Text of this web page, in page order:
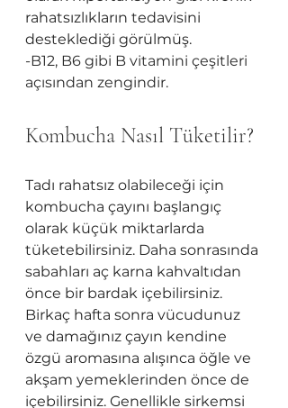
rahatsızlıkların tedavisini
desteklediği görülmüş.
-B12, B6 gibi B vitamini çeşitleri
açısından zengindir.
Kombucha Nasıl Tüketilir?
Tadı rahatsız olabileceği için
kombucha çayını başlangıç
olarak küçük miktarlarda
tüketebilirsiniz. Daha sonrasında
sabahları aç karna kahvaltıdan
önce bir bardak içebilirsiniz.
Birkaç hafta sonra vücudunuz
ve damağınız çayın kendine
özgü aromasına alışınca öğle ve
akşam yemeklerinden önce de
içebilirsiniz. Genellikle sirkemsi